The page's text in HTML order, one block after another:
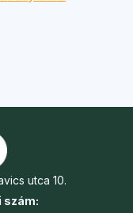
utca 10.
szám: